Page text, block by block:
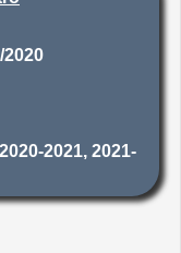
2020
2020-2021, 2021-